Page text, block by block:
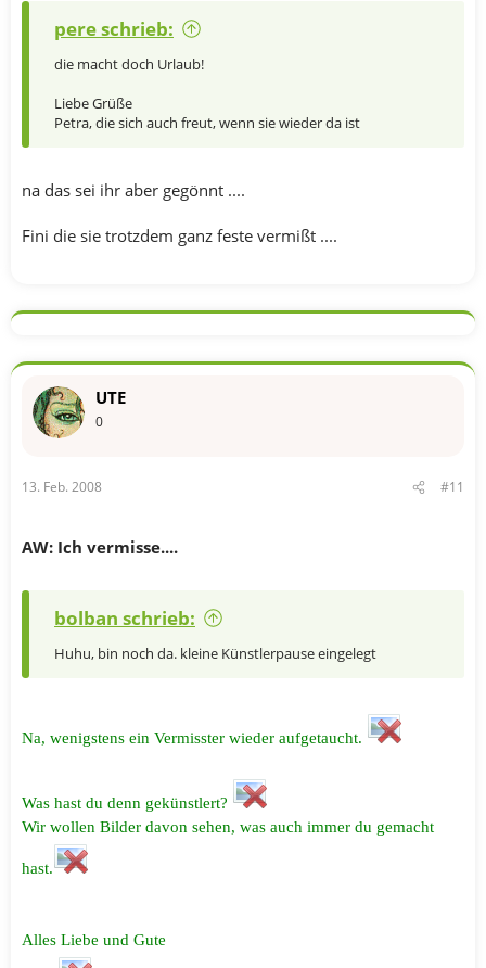
pere schrieb:
die macht doch Urlaub!
Liebe Grüße
Petra, die sich auch freut, wenn sie wieder da ist
na das sei ihr aber gegönnt ....
Fini die sie trotzdem ganz feste vermißt ....
UTE
0
13. Feb. 2008 #11
AW: Ich vermisse....
bolban schrieb:
Huhu, bin noch da. kleine Künstlerpause eingelegt
Na, wenigstens ein Vermisster wieder aufgetaucht.
Was hast du denn gekünstlert?
Wir wollen Bilder davon sehen, was auch immer du gemacht
hast.
Alles Liebe und Gute